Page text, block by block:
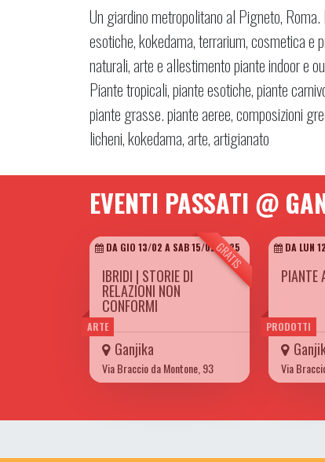
Un giardino metropolitano al Pigneto, Roma.
esotiche, kokedama, terrarium, cosmetica e
naturali, arte e allestimento piante indoor e
Piante tropicali, piante esotiche, piante
piante grasse. piante aeree, composizioni
licheni, kokedama, arte, artigianato
EVENTI PASSATI @
ARTE
GRATIS
DA GIO 13/02 A SAB 15/02 2025
IBRIDI | STORIE DI
RELAZIONI NON
CONFORMI
Ganjika
Via Braccio da Montone, 93
PRODOTTI
DA LUN
PIANTE
Via